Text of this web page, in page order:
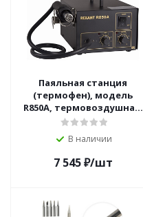
Паяльная станция
(термофен), модель
R850A, термовоздушная,
компрессорная, 100-450°C
В наличии
7 545₽/шт